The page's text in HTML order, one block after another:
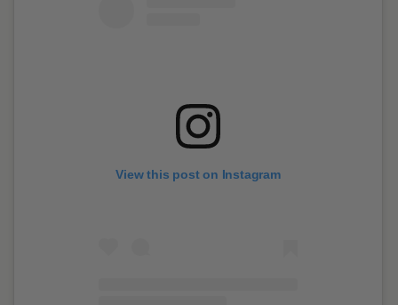
View this post on Instagram